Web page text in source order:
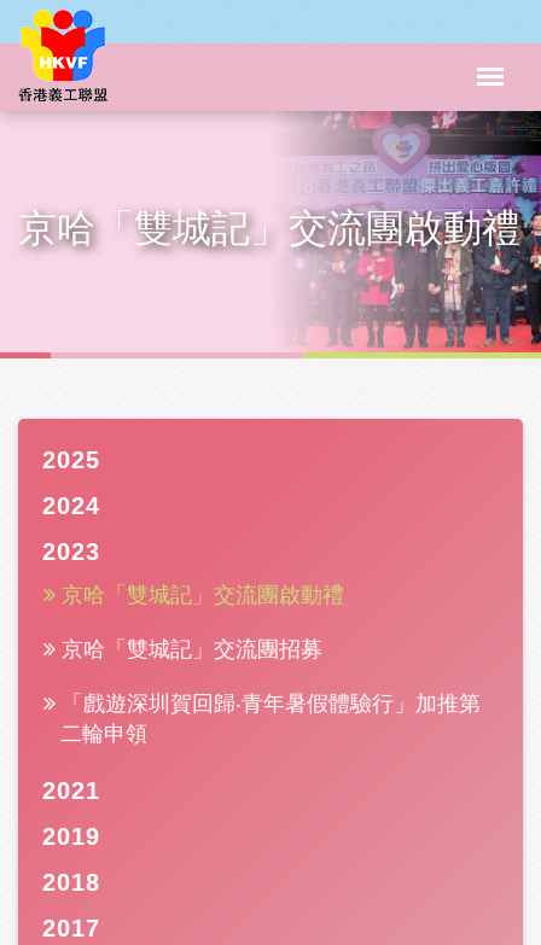
京哈「雙城記」交流團啟動禮
2025
2024
2023
京哈「雙城記」交流團啟動禮
京哈「雙城記」交流團招募
「戲遊深圳賀回歸‧青年暑假體驗行」加推第
二輪申領
2021
2019
2018
2017